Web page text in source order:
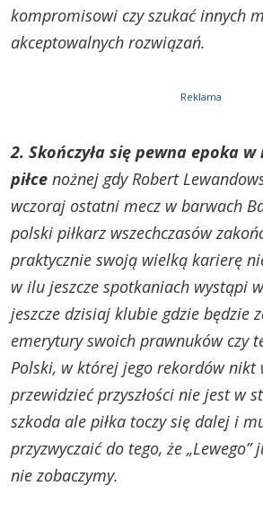
kompromisowi czy szukać innych
akceptowalnych rozwiązań.
Reklama
2. Skończyła się pewna epoka
piłce nożnej gdy Robert
wczoraj ostatni mecz w barwach
polski piłkarz wszechczasów
praktycznie swoją wielką karierę
w ilu jeszcze spotkaniach wystąpi
jeszcze dzisiaj klubie gdzie będzie
emerytury swoich prawnuków czy
Polski, w której jego rekordów nikt
przewidzieć przyszłości nie jest w
szkoda ale piłka toczy się dalej i
przyzwyczaić do tego, że „Lewego”
nie zobaczymy.